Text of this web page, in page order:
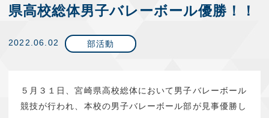
県高校総体男子バレーボール優勝！！
2022.06.02 部活動
５月３１日、宮崎県高校総体において男子バレーボール
競技が行われ、本校の男子バレーボール部が見事優勝し